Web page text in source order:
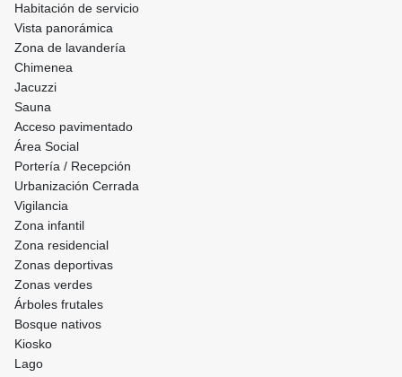
Habitación de servicio
Vista panorámica
Zona de lavandería
Chimenea
Jacuzzi
Sauna
Acceso pavimentado
Área Social
Portería / Recepción
Urbanización Cerrada
Vigilancia
Zona infantil
Zona residencial
Zonas deportivas
Zonas verdes
Árboles frutales
Bosque nativos
Kiosko
Lago